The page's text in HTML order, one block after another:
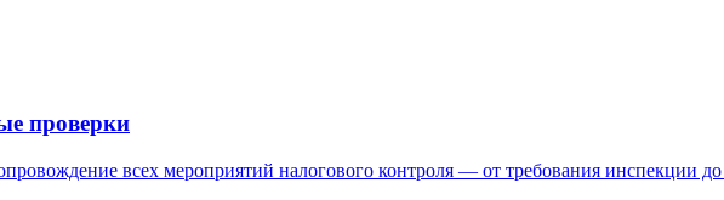
проверки
всех мероприятий налогового контроля — от требования инспекции